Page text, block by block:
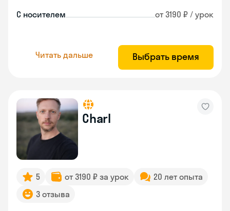
С носителем от 3190 ₽ / урок
Читать дальше Выбрать время
Charl
5 от 3190 ₽ за урок
20 лет опыта
3 отзыва